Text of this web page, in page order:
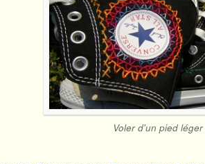
Voler d'un pied